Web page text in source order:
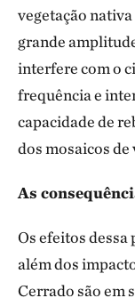
vegetação
grande
interfere com o
frequência e
capacidade de
dos mosaicos de
As
Os efeitos dessa
além dos
Cerrado são em